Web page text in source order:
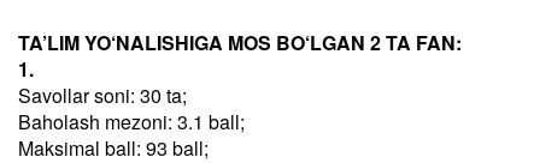
TA’LIM YO‘NALISHIGA MOS BO‘LGAN 2 TA FAN:
1.
Savollar soni: 30 ta;
Baholash mezoni: 3.1 ball;
Maksimal ball: 93 ball;